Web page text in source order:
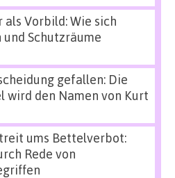
als Vorbild: Wie sich
Schutzräume
gefallen: Die
wird den Namen von Kurt
ums Bettelverbot:
Rede von